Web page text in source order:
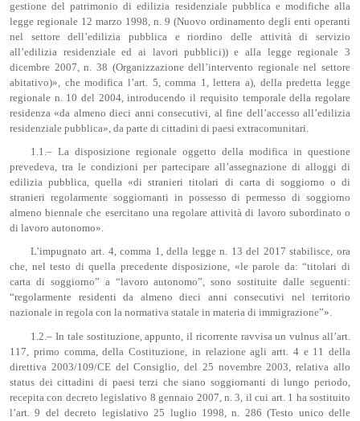
gestione del patrimonio di edilizia residenziale pubblica e modifiche alla
legge regionale 12 marzo 1998, n. 9 (Nuovo ordinamento degli enti operanti
nel settore dell’edilizia pubblica e riordino delle attività di servizio
all’edilizia residenziale ed ai lavori pubblici)) e alla legge regionale 3
dicembre 2007, n. 38 (Organizzazione dell’intervento regionale nel settore
abitativo)», che modifica l’art. 5, comma 1, lettera a), della predetta legge
regionale n. 10 del 2004, introducendo il requisito temporale della regolare
residenza «da almeno dieci anni consecutivi, al fine dell’accesso all’edilizia
residenziale pubblica», da parte di cittadini di paesi extracomunitari.
1.1.– La disposizione regionale oggetto della modifica in questione
prevedeva, tra le condizioni per partecipare all’assegnazione di alloggi di
edilizia pubblica, quella «di stranieri titolari di carta di soggiorno o di
stranieri regolarmente soggiornanti in possesso di permesso di soggiorno
almeno biennale che esercitano una regolare attività di lavoro subordinato o
di lavoro autonomo».
L’impugnato art. 4, comma 1, della legge n. 13 del 2017 stabilisce, ora
che, nel testo di quella precedente disposizione, «le parole da: “titolari di
carta di soggiorno” a “lavoro autonomo”, sono sostituite dalle seguenti:
“regolarmente residenti da almeno dieci anni consecutivi nel territorio
nazionale in regola con la normativa statale in materia di immigrazione”».
1.2.– In tale sostituzione, appunto, il ricorrente ravvisa un vulnus all’art.
117, primo comma, della Costituzione, in relazione agli artt. 4 e 11 della
direttiva 2003/109/CE del Consiglio, del 25 novembre 2003, relativa allo
status dei cittadini di paesi terzi che siano soggiornanti di lungo periodo,
recepita con decreto legislativo 8 gennaio 2007, n. 3, il cui art. 1 ha sostituito
l’art. 9 del decreto legislativo 25 luglio 1998, n. 286 (Testo unico delle